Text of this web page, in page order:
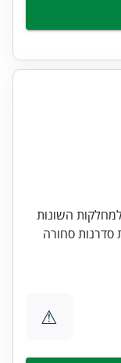
סדרנות סחורה
⚠